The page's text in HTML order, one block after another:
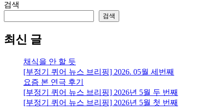
Lughod
검색
검색
최신 글
채식을 안 할 듯
[부정기 퀴어 뉴스 브리핑] 2026. 05월 세번째
요즘 본 연극 후기
[부정기 퀴어 뉴스 브리핑] 2026년 5월 두 번째
[부정기 퀴어 뉴스 브리핑] 2026년 5월 첫 번째